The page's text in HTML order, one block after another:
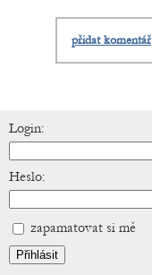
přidat komentář
Login:
Heslo:
zapamatovat si mě